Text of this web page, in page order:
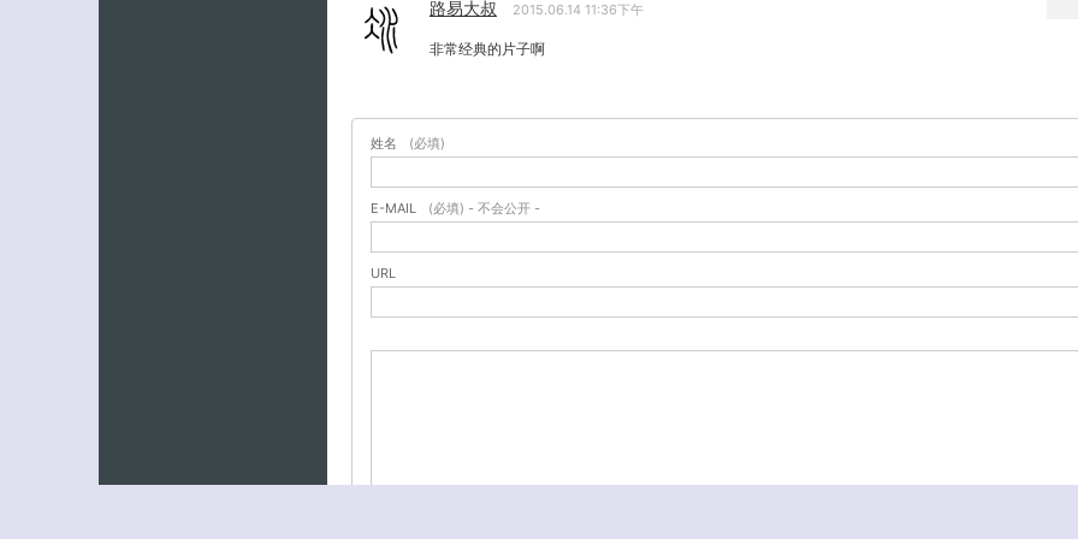
路易大叔 2015.06.14 11:36下午
非常经典的片子啊
姓名 (必填)
E-MAIL (必填) - 不会公开 -
URL